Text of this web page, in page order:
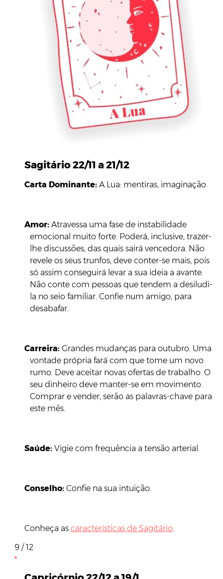
Sagitário 22/11 a 21/12
Carta Dominante: A Lua: mentiras, imaginação.
Amor: Atravessa uma fase de instabilidade
emocional muito forte. Poderá, inclusive, trazer-
lhe discussões, das quais sairá vencedora. Não
revele os seus trunfos, deve conter-se mais, pois
só assim conseguirá levar a sua ideia a avante.
Não conte com pessoas que tendem a desiludi-
la no seio familiar. Confie num amigo, para
desabafar.
Carreira:Grandes mudanças para outubro. Uma
vontade própria fará com que tome um novo
rumo. Deve aceitar novas ofertas de trabalho. O
seu dinheiro deve manter-se em movimento.
Comprar e vender, serão as palavras-chave para
este mês.
Saúde: Vigie com frequência a tensão arterial.
Conselho:Confie na sua intuição.
Conheça as características de Sagitário
9 / 12